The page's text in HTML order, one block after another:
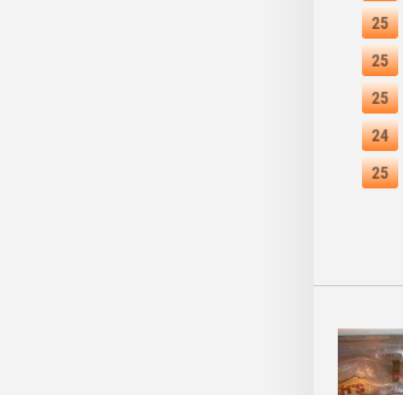
25
25
25
24
25